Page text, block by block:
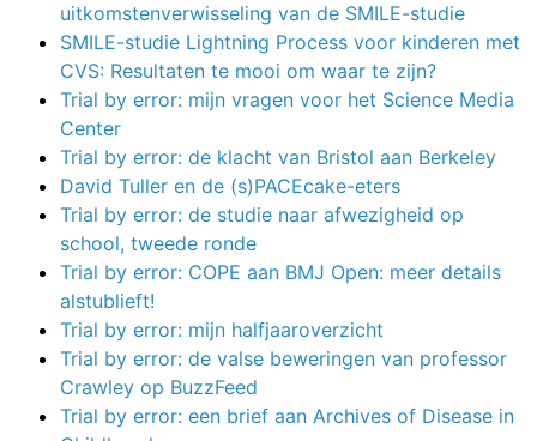
uitkomstenverwisseling van de SMILE-studie
SMILE-studie Lightning Process voor kinderen met
CVS: Resultaten te mooi om waar te zijn?
Trial by error: mijn vragen voor het Science Media
Center
Trial by error: de klacht van Bristol aan Berkeley
David Tuller en de (s)PACEcake-eters
Trial by error: de studie naar afwezigheid op
school, tweede ronde
Trial by error: COPE aan BMJ Open: meer details
alstublieft!
Trial by error: mijn halfjaaroverzicht
Trial by error: de valse beweringen van professor
Crawley op BuzzFeed
Trial by error: een brief aan Archives of Disease in